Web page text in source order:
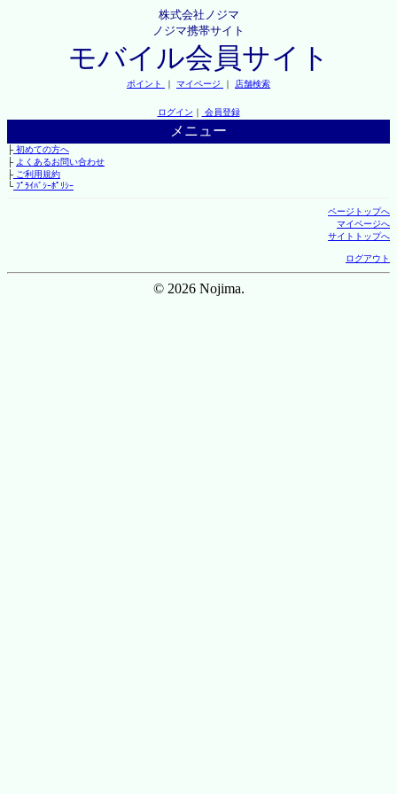
株式会社ノジマ
ノジマ携帯サイト
モバイル会員サイト
ポイント ｜ マイページ ｜ 店舗検索
ログイン ｜ 会員登録
メニュー
├初めての方へ
├ よくあるお問い合わせ
├ご利用規約
└ﾌﾟﾗｲﾊﾞｼｰﾎﾟﾘｼｰ
ページトップへ
マイページへ
サイトトップへ
ログアウト
© 2026 Nojima.